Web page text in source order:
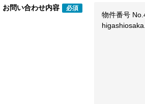
お問い合わせ内容 必須